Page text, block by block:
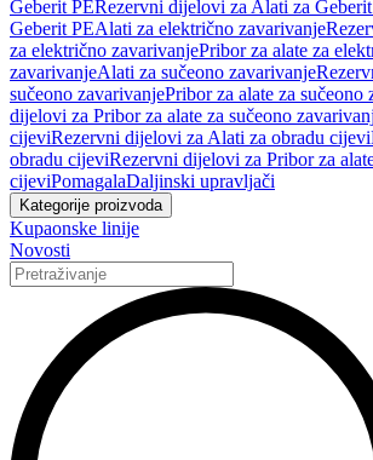
Geberit PERezervni dijelovi za Alati za
Geberit PEAlati za električno zavarivanje
za električno zavarivanjePribor za alate za
zavarivanjeAlati za sučeono zavarivanje
sučeono zavarivanjePribor za alate za sučeono
dijelovi za Pribor za alate za sučeono
cijeviRezervni dijelovi za Alati za obradu cijevi
obradu cijeviRezervni dijelovi za Pribor za
cijeviPomagalaDaljinski upravljači
Kategorije proizvoda
Kupaonske linije
Novosti